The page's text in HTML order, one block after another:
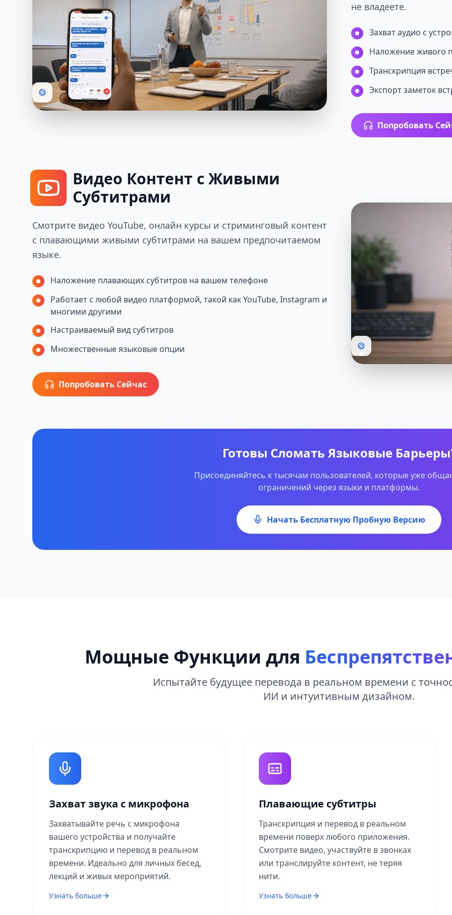
не владеете.
Захват аудио с
Наложение живого
Транскрипция
Экспорт заметок
Попробовать
Видео Контент с Живыми
Субтитрами
Смотрите видео YouTube, онлайн курсы и стриминговый контент
с плавающими живыми субтитрами на вашем предпочитаемом
языке.
Наложение плавающих субтитров на вашем телефоне
Работает с любой видео платформой, такой как YouTube, Instagram и
многими другими
Настраиваемый вид субтитров
Множественные языковые опции
Попробовать Сейчас
Готовы Сломать Языковые
Присоединяйтесь к тысячам пользователей, которые уже
ограничений через языки и платформы.
Начать Бесплатную Пробную Версию
Мощные Функции для
Испытайте будущее перевода в реальном времени с
ИИ и интуитивным дизайном.
Захват звука с микрофона
Захватывайте речь с микрофона
вашего устройства и получайте
транскрипцию и перевод в реальном
времени. Идеально для личных бесед,
лекций и живых мероприятий.
Узнать больше
Плавающие субтитры
Транскрипция и перевод в реальном
времени поверх любого приложения.
Смотрите видео, участвуйте в звонках
или транслируйте контент, не теряя
нити.
Узнать больше